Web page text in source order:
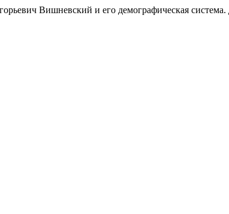
Вишневский и его демографическая система.